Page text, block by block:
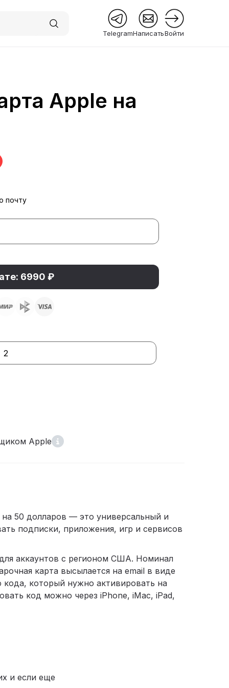
TelegramНаписатьВойти
Apple на
почту
6990 ₽
2
Apple
50 долларов — это универсальный и
подписки, приложения, игр и сервисов
аккаунтов с регионом США. Номинал
карта высылается на email в виде
кода, который нужно активировать на
код можно через iPhone, iMac, iPad,
и если еще